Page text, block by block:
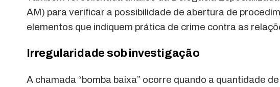
AM) para verificar a possibilidade de abertura de
elementos que indiquem prática de crime contra as
Irregularidade sob investigação
A chamada “bomba baixa” ocorre quando a quantidade